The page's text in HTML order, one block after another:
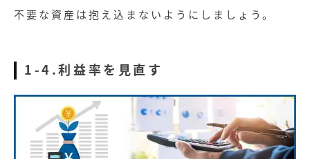
不要な資産は抱え込まないようにしましょう。
1-4.利益率を見直す